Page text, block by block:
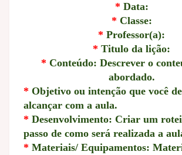
* Data:
* Classe:
* Professor(a):
* Titulo da lição:
* Conteúdo: Descrever o
abordado.
* Objetivo ou intenção que você
alcançar com a aula.
* Desenvolvimento: Criar um
passo de como será realizada a
* Materiais/ Equipamentos: